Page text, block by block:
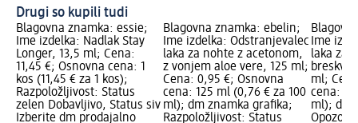
Drugi so kupili tudi
Blagovna znamka: essie;
Ime izdelka: Nadlak Stay
Longer, 13,5 ml; Cena:
11,45 €; Osnovna cena: 1
kos (11,45 € za 1 kos);
Razpoložljivost: Status
zelen Dobavljivo, Status siv
Izberite dm prodajalno
Blagovna znamka: ebelin;
Ime izdelka: Odstranjevalec
laka za nohte z acetonom,
z vonjem aloe vere, 125 ml;
Cena: 0,95 €; Osnovna
cena: 125 ml (0,76 € za 100
ml); dm znamka grafika;
Razpoložljivost: Status
Ime
laka za
ml;
cena:
ml); dm